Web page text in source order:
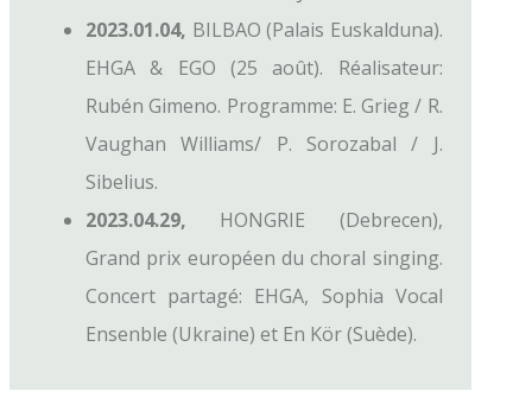
2023.01.04, BILBAO (Palais Euskalduna).
EHGA & EGO (25 août). Réalisateur:
Rubén Gimeno. Programme: E. Grieg / R.
Vaughan Williams/ P. Sorozabal / J.
Sibelius.
2023.04.29, HONGRIE (Debrecen),
Grand prix européen du choral singing.
Concert partagé: EHGA, Sophia Vocal
Ensenble (Ukraine) et En Kör (Suède).